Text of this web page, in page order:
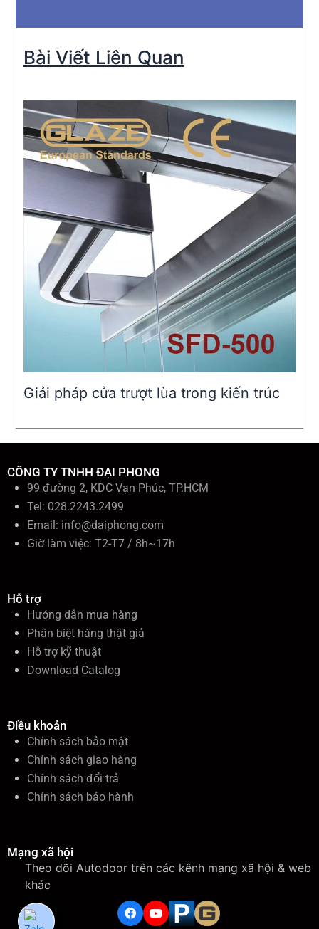
Bài Viết Liên Quan
Giải pháp cửa trượt lùa trong kiến trúc
CÔNG TY TNHH ĐẠI PHONG
99 đường 2, KDC Vạn Phúc, TP.HCM
Tel: 028.2243.2499
Email: info@daiphong.com
Giờ làm việc: T2-T7 / 8h~17h
Hỗ trợ
Hướng dẫn mua hàng
Phân biệt hàng thật giả
Hỗ trợ kỹ thuật
Download Catalog
Điều khoản
Chính sách bảo mật
Chính sách giao hàng
Chính sách đổi trả
Chính sách bảo hành
Mạng xã hội
Theo dõi Autodoor trên các kênh mạng xã hội & web
khác